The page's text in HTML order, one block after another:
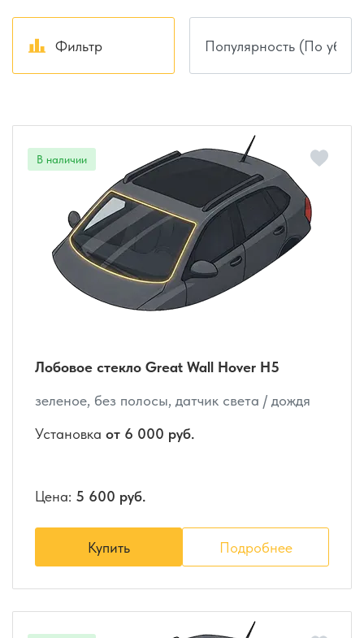
Фильтр
Лобовое стекло Great Wall Hover H5
зеленое, без полосы, датчик света / дождя
Установка от 6 000 руб.
Цена: 5 600 руб.
Купить Подробнее